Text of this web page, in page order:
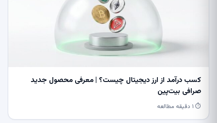
کسب درآمد از ارز دیجیتال چیست؟ | معرفی محصول جدید
صرافی بیت‌پین
⏱ ۱ دقیقه مطالعه